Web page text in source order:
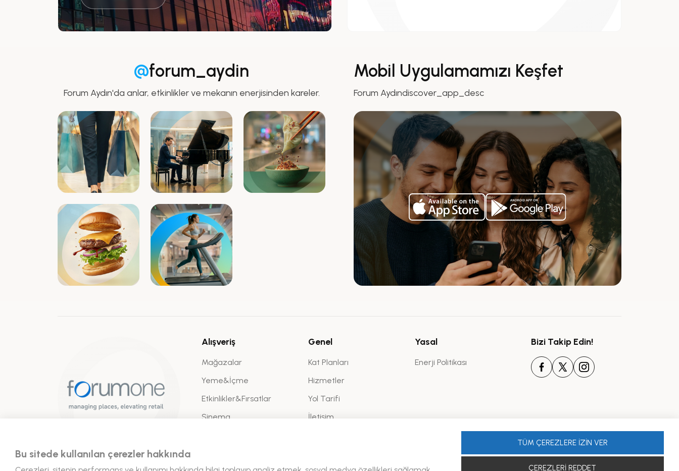
@forum_aydin
Forum Aydın'da anlar, etkinlikler ve mekanın enerjisinden kareler.
Mobil Uygulamamızı Keşfet
Forum Aydındiscover_app_desc
Bu sitede kullanılan çerezler hakkında
TÜM ÇEREZLERE İZİN VER
ÇEREZLERİ REDDET
Alışveriş
Mağazalar
Yeme&İçme
Etkinlikler&Fırsatlar
Sinema
Genel
Kat Planları
Hizmetler
Yol Tarifi
İletişim
Yasal
Enerji Politikası
Bizi Takip Edin!